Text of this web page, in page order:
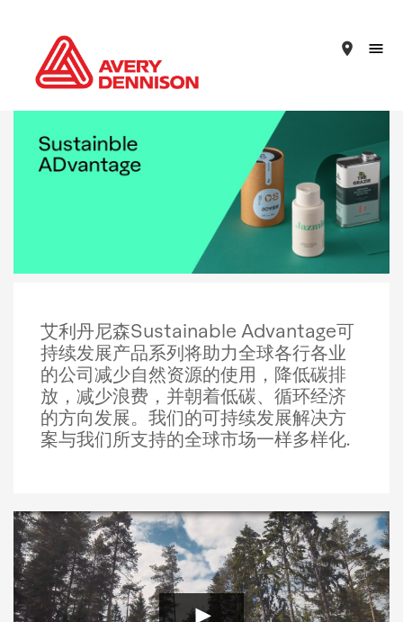
place
艾利丹尼森Sustainable Advantage可
持续发展产品系列将助力全球各行各业
的公司减少自然资源的使用，降低碳排
放，减少浪费，并朝着低碳、循环经济
的方向发展。我们的可持续发展解决方
案与我们所支持的全球市场一样多样化.
Loading...